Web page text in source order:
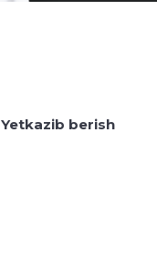
Yetkazib berish